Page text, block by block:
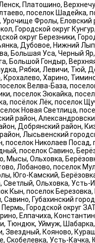
Платошино,
поселок Шадейка,
Урочище Фролы, Еловский
Городской округ
округ Березники,
Дубовое, Нижний
Большая Уса, Черный
Большой Гондыр,
Рябки, Левичи, Тюй,
Харино,
Велва-База,
поселок Зюкайка,
посёлок Лёк, поселок
Новая Светлица,
район,
Добрянский район,
Лысьвенский
поселок Николаев Посад,
поселок Савино,
Мысы, Ольховка,
Лобаново, поселок
Юго-Камский,
Светлый, Ольховка, Усть-
Кын, поселок
Савино, Губахинский
Пермь, Городской округ
Елпачиха,
Тюндюк, Уймуж,
Звездный, Кояново,
Скобелевка, Усть-Качка,